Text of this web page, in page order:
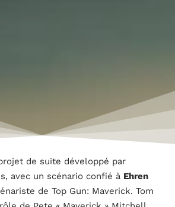
de suite développé par
avec un scénario confié à Ehren
de Top Gun: Maverick. Tom